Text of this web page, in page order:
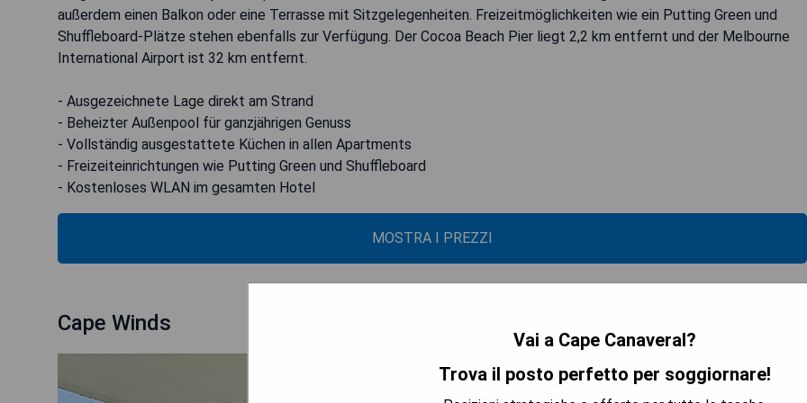
außerdem einen Balkon oder eine Terrasse mit Sitzgelegenheiten. Freizeitmöglichkeiten wie ein Putting Green und
Shuffleboard-Plätze stehen ebenfalls zur Verfügung. Der Cocoa Beach Pier liegt 2,2 km entfernt und der Melbourne
International Airport ist 32 km entfernt.
- Ausgezeichnete Lage direkt am Strand
- Beheizter Außenpool für ganzjährigen Genuss
- Vollständig ausgestattete Küchen in allen Apartments
- Freizeiteinrichtungen wie Putting Green und Shuffleboard
- Kostenloses WLAN im gesamten Hotel
MOSTRA I PREZZI
Cape Winds
Vai a Cape Canaveral?
Trova il posto perfetto per soggiornare!